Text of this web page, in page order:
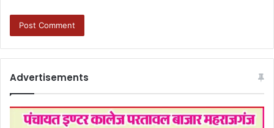
Advertisements